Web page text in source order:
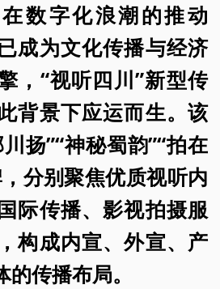
数字化浪潮的推动
成为文化传播与经济
，“视听四川”新型传
背景下应运而生。该
扬”“神秘蜀韵”“拍在
分别聚焦优质视听内
际传播、影视拍摄服
构成内宣、外宣、产
传播布局。